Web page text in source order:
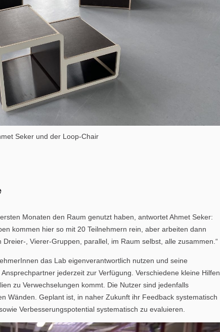
Seker und der Loop-Chair
Monaten den Raum genutzt haben, antwortet Ahmet Seker:
kommen hier so mit 20 Teilnehmern rein, aber arbeiten dann
, Vierer-Gruppen, parallel, im Raum selbst, alle zusammen.“
das Lab eigenverantwortlich nutzen und seine
jederzeit zur Verfügung. Verschiedene kleine Hilfen
zu Verwechselungen kommt. Die Nutzer sind jedenfalls
Wänden. Geplant ist, in naher Zukunft ihr Feedback systematisch
Verbesserungspotential systematisch zu evaluieren.